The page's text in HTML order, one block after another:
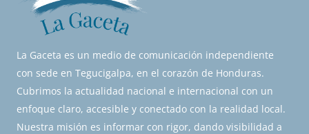
La Gaceta es un medio de comunicación independiente
con sede en Tegucigalpa, en el corazón de Honduras.
Cubrimos la actualidad nacional e internacional con un
enfoque claro, accesible y conectado con la realidad local.
Nuestra misión es informar con rigor, dando visibilidad a